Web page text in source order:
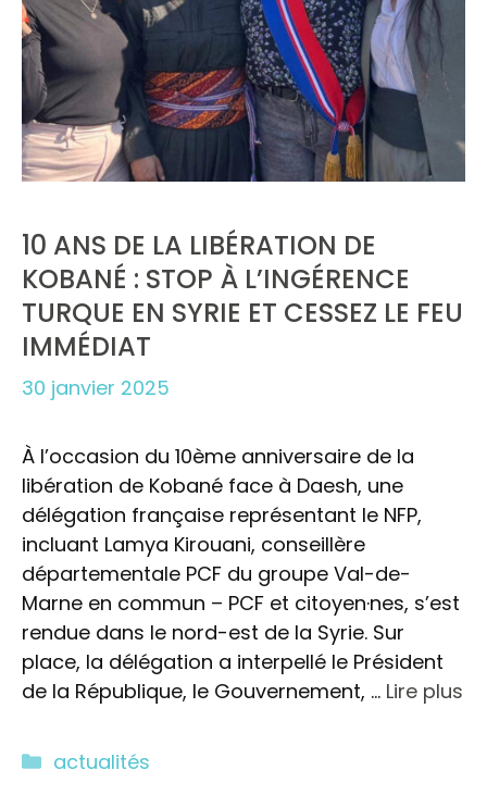
10 ANS DE LA LIBÉRATION DE
KOBANÉ : STOP À L’INGÉRENCE
TURQUE EN SYRIE ET CESSEZ LE FEU
IMMÉDIAT
30 janvier 2025
À l’occasion du 10ème anniversaire de la
libération de Kobané face à Daesh, une
délégation française représentant le NFP,
incluant Lamya Kirouani, conseillère
départementale PCF du groupe Val-de-
Marne en commun – PCF et citoyen·nes, s’est
rendue dans le nord-est de la Syrie. Sur
place, la délégation a interpellé le Président
de la République, le Gouvernement, … Lire plus
Catégories
actualités